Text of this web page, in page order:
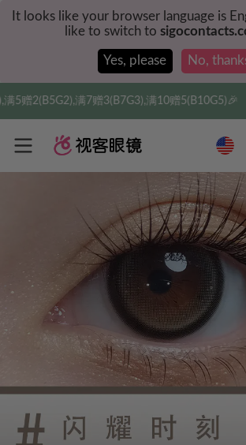
It looks like your browser language is
like to switch to
Yes, please No,
满10赠5(B10G5)🎉 实付满